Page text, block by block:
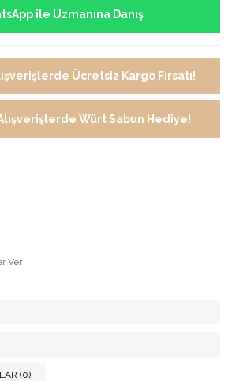
ile Uzmanına Danış
Ücretsiz Kargo Fırsatı!
Würt Sabun Hediye!
Ver
(0)